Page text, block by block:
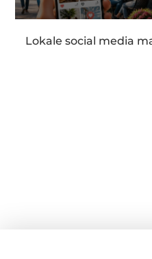
Lokale social media